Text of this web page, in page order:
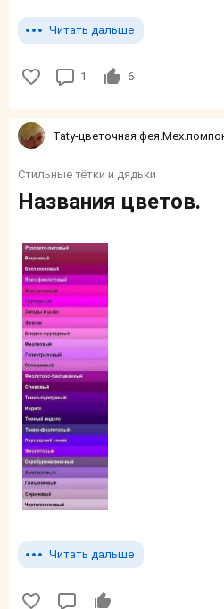
Читать дальше
1 6
Taty-цветочная
Стильные тётки и дядьки
Названия цветов.
Читать дальше